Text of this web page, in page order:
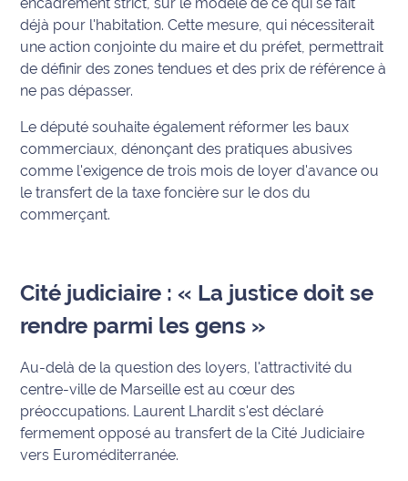
coeur
Maritima
Fil
rouge
Maritima
de Jeff
C'est
Les
Coachs
Bon
plan
sortie
déjà pour l'habitation. Cette mesure, qui nécessiterait
une action conjointe du maire et du préfet, permettrait
de définir des zones tendues et des prix de référence à
ne pas dépasser.
Le député souhaite également réformer les baux
commerciaux, dénonçant des pratiques abusives
comme l'exigence de trois mois de loyer d'avance ou
le transfert de la taxe foncière sur le dos du
commerçant.
Cité judiciaire : « La justice doit se
rendre parmi les gens »
Au-delà de la question des loyers, l'attractivité du
centre-ville de Marseille est au cœur des
préoccupations. Laurent Lhardit s'est déclaré
fermement opposé au transfert de la Cité Judiciaire
vers Euroméditerranée.